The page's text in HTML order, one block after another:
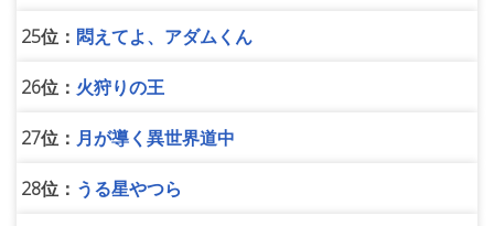
25位： 悶えてよ、アダムくん
26位： 火狩りの王
27位： 月が導く異世界道中
28位： うる星やつら